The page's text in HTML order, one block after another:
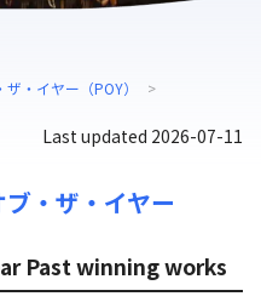
・イヤー（POY）
>
Last updated 2026-07-11
・ザ・イヤー
Past winning works